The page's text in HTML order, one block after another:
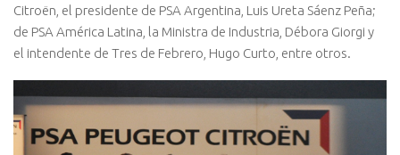
Citroën, el presidente de PSA Argentina, Luis Ureta Sáenz Peña;
de PSA América Latina, la Ministra de Industria, Débora Giorgi y
el intendente de Tres de Febrero, Hugo Curto, entre otros.